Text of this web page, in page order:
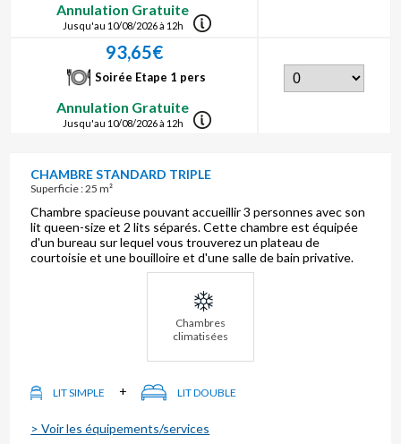
Annulation Gratuite
Jusqu'au 10/08/2026 à 12h
93,65€
Soirée Etape 1 pers
Annulation Gratuite
Jusqu'au 10/08/2026 à 12h
CHAMBRE STANDARD TRIPLE
Superficie : 25 m²
Chambre spacieuse pouvant accueillir 3 personnes avec son
lit queen-size et 2 lits séparés. Cette chambre est équipée
d'un bureau sur lequel vous trouverez un plateau de
courtoisie et une bouilloire et d'une salle de bain privative.
Chambres
climatisées
LIT SIMPLE + LIT DOUBLE
> Voir les équipements/services